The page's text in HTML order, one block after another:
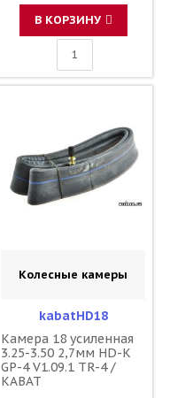
В КОРЗИНУ
Колесные камеры
kabatHD18
Камера 18 усиленная
3.25-3.50 2,7мм HD-K
GP-4 V1.09.1 TR-4 /
KABAT